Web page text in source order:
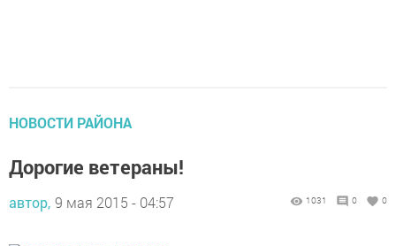
НОВОСТИ РАЙОНА
Дорогие ветераны!
автор, 9 мая 2015 - 04:57 1031 0 0